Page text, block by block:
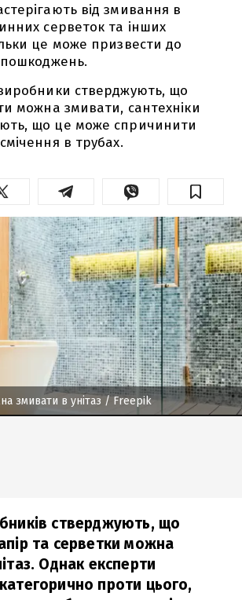
від змивання в
серветок та інших
це може призвести до
пошкоджень.
стверджують, що
можна змивати, сантехніки
що це може спричинити
в трубах.
змивати в унітаз / Freepik
стверджують, що
та серветки можна
Однак експерти
проти цього,